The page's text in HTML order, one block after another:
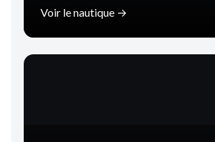
Voir le nautique →